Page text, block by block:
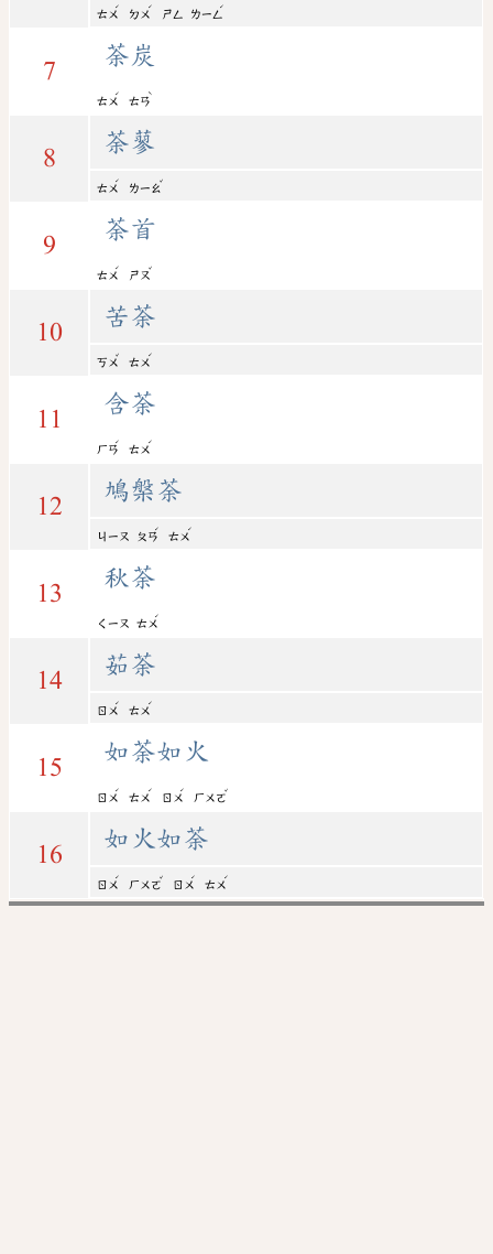
ㄊㄨ
ˊ
ㄉㄨ
ˊ
ㄕㄥ ㄌㄧㄥ
ˊ
7
荼炭
ㄊㄨ
ˊ
ㄊㄢ
ˋ
8
荼蓼
ㄊㄨ
ˊ
ㄌㄧㄠ
ˇ
9
荼首
ㄊㄨ
ˊ
ㄕㄡ
ˇ
10
苦荼
ㄎㄨ
ˇ
ㄊㄨ
ˊ
11
含荼
ㄏㄢ
ˊ
ㄊㄨ
ˊ
12
鳩槃荼
ㄐㄧㄡ ㄆㄢ
ˊ
ㄊㄨ
ˊ
13
秋荼
ㄑㄧㄡ ㄊㄨ
ˊ
14
茹荼
ㄖㄨ
ˊ
ㄊㄨ
ˊ
15
如荼如火
ㄖㄨ
ˊ
ㄊㄨ
ˊ
ㄖㄨ
ˊ
ㄏㄨㄛ
ˇ
16
如火如荼
ㄖㄨ
ˊ
ㄏㄨㄛ
ˇ
ㄖㄨ
ˊ
ㄊㄨ
ˊ